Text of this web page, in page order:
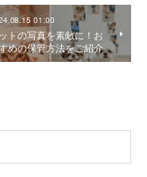
01:00
トの写真を素敵に！お
めの保管方法をご紹介